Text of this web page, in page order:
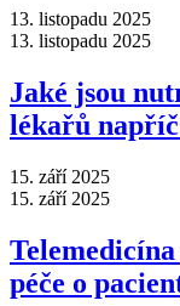
13. listopadu 2025
13. listopadu 2025
Jaké jsou
lékařů napříč
15. září 2025
15. září 2025
péče o